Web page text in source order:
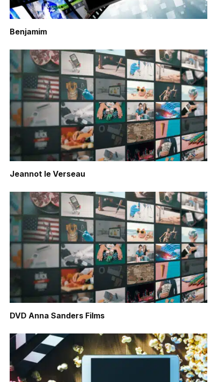
Benjamim
Jeannot le Verseau
DVD Anna Sanders Films